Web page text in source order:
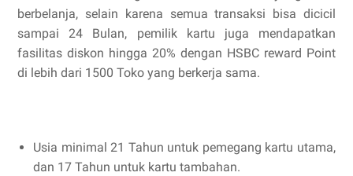
berbelanja, selain karena semua transaksi bisa dicicil
sampai 24 Bulan, pemilik kartu juga mendapatkan
fasilitas diskon hingga 20% dengan HSBC reward Point
di lebih dari 1500 Toko yang berkerja sama.
Usia minimal 21 Tahun untuk pemegang kartu utama,
dan 17 Tahun untuk kartu tambahan.